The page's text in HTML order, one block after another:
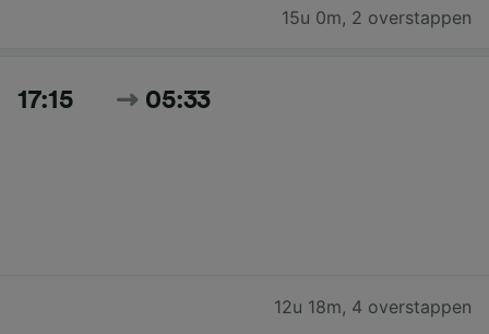
15u 0m, 2 overstappen
17:15 05:33
12u 18m, 4 overstappen